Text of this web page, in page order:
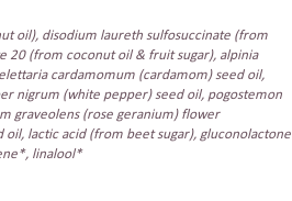
oil), disodium laureth sulfosuccinate (from
20 (from coconut oil & fruit sugar), alpinia
cardamomum (cardamom) seed oil,
nigrum (white pepper) seed oil, pogostemon
graveolens (rose geranium) flower
lactic acid (from beet sugar), gluconolactone
linalool*